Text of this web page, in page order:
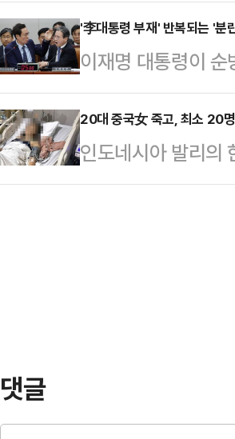
원으로…
씨와 술을 마시며
으로 조사됐다.A씨
혐의를 시인…
우스차이나모닝포
공(Spring
획"이라고 밝히며
히 결혼했거나 자
고 불렀다.공개된
…
'李대통령 부재' 반복되는 '분
이재명 대통령이
반복하지 않기 위
상치 못하게 대통
관련 지적 과정에
이다. 여야 모두 김
20대 중국女 죽고, 최소 20
인도네시아 발리의
이고 한 중국인 여
댓글